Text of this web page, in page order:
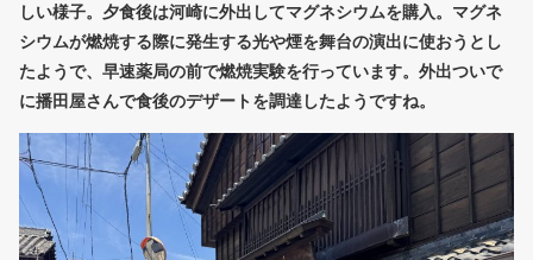
しい様子。夕食後は河崎に外出してマグネシウムを購入。マグネ
シウムが燃焼する際に発生する光や煙を舞台の演出に使おうとし
たようで、早速薬局の前で燃焼実験を行っています。外出ついで
に播田屋さんで食後のデザートを調達したようですね。